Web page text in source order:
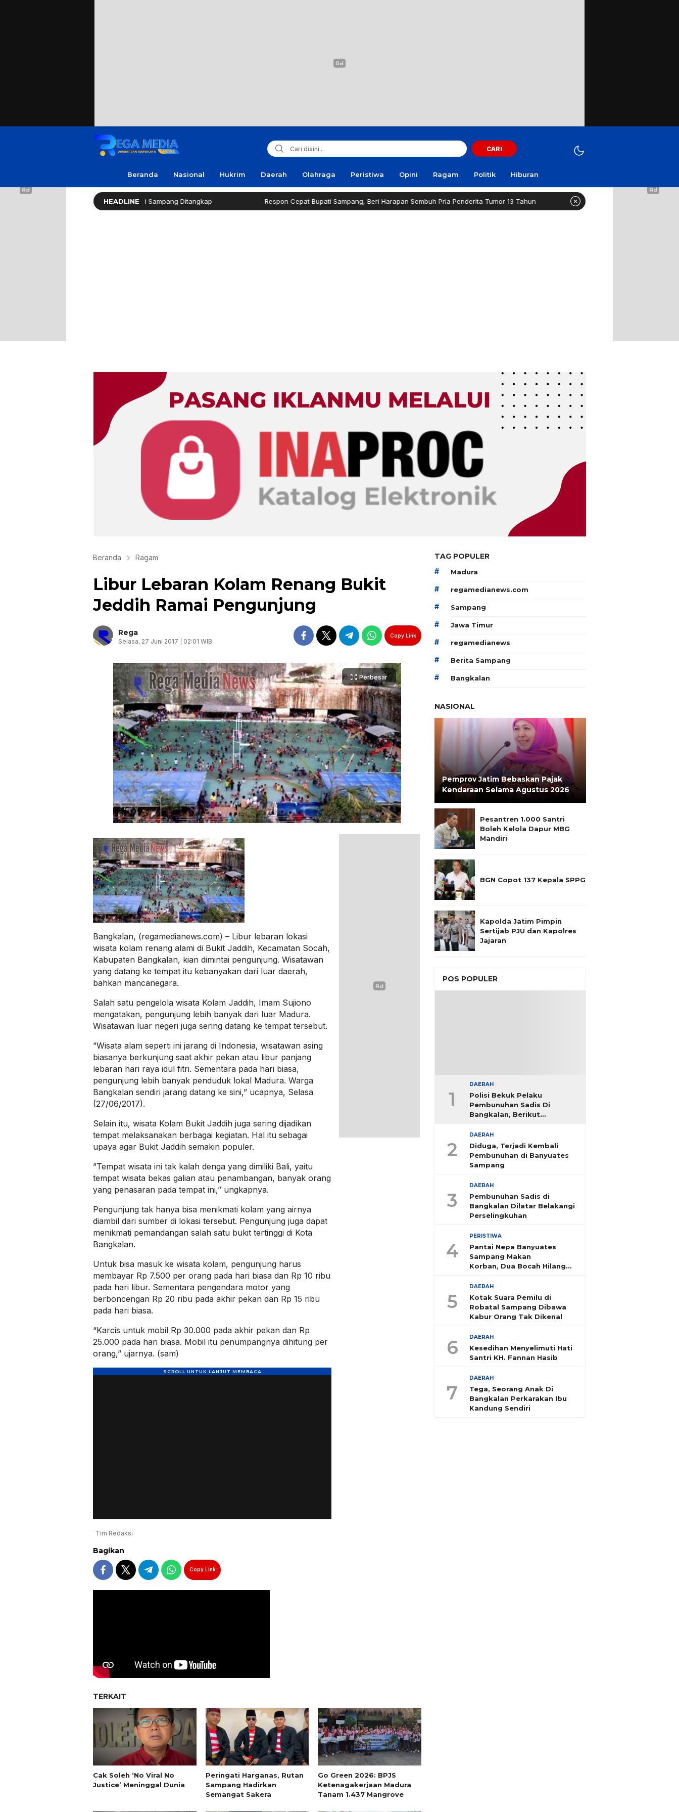
CARI
Beranda Nasional Hukrim Daerah Olahraga Peristiwa Opini Ragam Politik Hiburan
HEADLINE
Warga Soal Utang, 3 Pria di Sampang Ditangkap Respon Cepat Bupati Sampang, Beri Harapan Sembuh Pria Penderita Tumor 13 Tahun Healthy Long Life (HLL) Kini Hadir di
Beranda Ragam
Libur Lebaran Kolam Renang Bukit
Jeddih Ramai Pengunjung
Rega
Selasa, 27 Juni 2017 | 02:01 WIB
Copy Link
Perbesar
Bangkalan, (regamedianews.com) – Libur lebaran lokasi
wisata kolam renang alami di Bukit Jaddih, Kecamatan Socah,
Kabupaten Bangkalan, kian dimintai pengunjung. Wisatawan
yang datang ke tempat itu kebanyakan dari luar daerah,
bahkan mancanegara.
Salah satu pengelola wisata Kolam Jaddih, Imam Sujiono
mengatakan, pengunjung lebih banyak dari luar Madura.
Wisatawan luar negeri juga sering datang ke tempat tersebut.
”Wisata alam seperti ini jarang di Indonesia, wisatawan asing
biasanya berkunjung saat akhir pekan atau libur panjang
lebaran hari raya idul fitri. Sementara pada hari biasa,
pengunjung lebih banyak penduduk lokal Madura. Warga
Bangkalan sendiri jarang datang ke sini,” ucapnya, Selasa
(27/06/2017).
Selain itu, wisata Kolam Bukit Jaddih juga sering dijadikan
tempat melaksanakan berbagai kegiatan. Hal itu sebagai
upaya agar Bukit Jaddih semakin populer.
”Tempat wisata ini tak kalah denga yang dimiliki Bali, yaitu
tempat wisata bekas galian atau penambangan, banyak orang
yang penasaran pada tempat ini,” ungkapnya.
Pengunjung tak hanya bisa menikmati kolam yang airnya
diambil dari sumber di lokasi tersebut. Pengunjung juga dapat
menikmati pemandangan salah satu bukit tertinggi di Kota
Bangkalan.
Untuk bisa masuk ke wisata kolam, pengunjung harus
membayar Rp 7.500 per orang pada hari biasa dan Rp 10 ribu
pada hari libur. Sementara pengendara motor yang
berboncengan Rp 20 ribu pada akhir pekan dan Rp 15 ribu
pada hari biasa.
“Karcis untuk mobil Rp 30.000 pada akhir pekan dan Rp
25.000 pada hari biasa. Mobil itu penumpangnya dihitung per
orang,” ujarnya. (sam)
Tim Redaksi
Bagikan
Copy Link
TERKAIT
Cak Soleh ‘No Viral No
Justice’ Meninggal Dunia
Peringati Harganas, Rutan
Sampang Hadirkan
Semangat Sakera
Go Green 2026: BPJS
Ketenagakerjaan Madura
Tanam 1.437 Mangrove
TAG POPULER
# Madura
# regamedianews.com
# Sampang
# Jawa Timur
# regamedianews
# Berita Sampang
# Bangkalan
NASIONAL
Pemprov Jatim Bebaskan Pajak
Kendaraan Selama Agustus 2026
Pesantren 1.000 Santri
Boleh Kelola Dapur MBG
Mandiri
BGN Copot 137 Kepala SPPG
Kapolda Jatim Pimpin
Sertijab PJU dan Kapolres
Jajaran
POS POPULER
1
DAERAH
Polisi Bekuk Pelaku
Pembunuhan Sadis Di
Bangkalan, Berikut
2
DAERAH
Diduga, Terjadi Kembali
Pembunuhan di Banyuates
Sampang
3
DAERAH
Pembunuhan Sadis di
Bangkalan Dilatar Belakangi
Perselingkuhan
4
PERISTIWA
Pantai Nepa Banyuates
Sampang Makan
Korban, Dua Bocah Hilang
5
DAERAH
Kotak Suara Pemilu di
Robatal Sampang Dibawa
Kabur Orang Tak Dikenal
6 DAERAH
Kesedihan Menyelimuti Hati
Santri KH. Fannan Hasib
7
DAERAH
Tega, Seorang Anak Di
Bangkalan Perkarakan Ibu
Kandung Sendiri